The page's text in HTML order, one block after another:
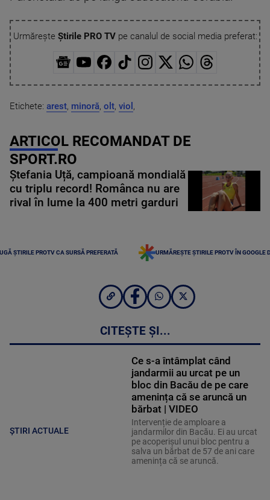
Urmărește Știrile PRO TVpe canalul de social media preferat:
Etichete: arest, minoră, olt, viol ,
ARTICOL RECOMANDAT DE
SPORT.RO
Ștefania Uță, campioană mondială
cu triplu record! Românca nu are
rival în lume la 400 metri garduri
ȘTIRILE PROTV CA SURSĂ PREFERATĂ URMĂREȘTE ȘTIRILE PROTV ÎN GOOGLE
CITEȘTE ȘI...
ȘTIRI ACTUALE
Ce s-a întâmplat când
jandarmii au urcat pe un
bloc din Bacău de pe care
amenința că se aruncă un
bărbat | VIDEO
Intervenție de amploare a
jandarmilor din Bacău. Ei au urcat
pe acoperișul unui bloc pentru a
salva un bărbat de 57 de ani care
amenința că se aruncă.